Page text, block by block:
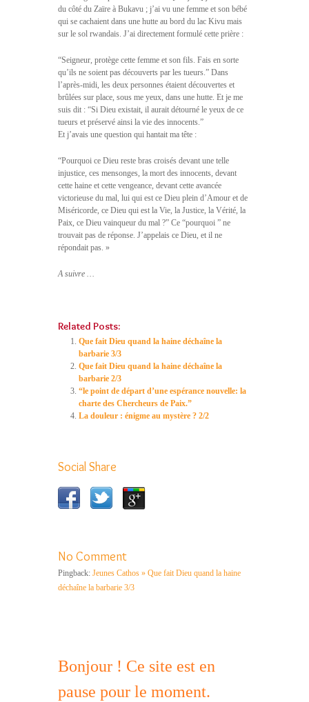
du côté du Zaïre à Bukavu ; j’ai vu une femme et son bébé
qui se cachaient dans une hutte au bord du lac Kivu mais
sur le sol rwandais. J’ai directement formulé cette prière :
“Seigneur, protège cette femme et son fils. Fais en sorte
qu’ils ne soient pas découverts par les tueurs.” Dans
l’après-midi, les deux personnes étaient découvertes et
brûlées sur place, sous me yeux, dans une hutte. Et je me
suis dit : “Si Dieu existait, il aurait détourné le yeux de ce
tueurs et préservé ainsi la vie des innocents.”
Et j’avais une question qui hantait ma tête :
“Pourquoi ce Dieu reste bras croisés devant une telle
injustice, ces mensonges, la mort des innocents, devant
cette haine et cette vengeance, devant cette avancée
victorieuse du mal, lui qui est ce Dieu plein d’Amour et de
Miséricorde, ce Dieu qui est la Vie, la Justice, la Vérité, la
Paix, ce Dieu vainqueur du mal ?” Ce “pourquoi ” ne
trouvait pas de réponse. J’appelais ce Dieu, et il ne
répondait pas. »
A suivre …
Related Posts:
Que fait Dieu quand la haine déchaîne la
barbarie 3/3
Que fait Dieu quand la haine déchaîne la
barbarie 2/3
“le point de départ d’une espérance nouvelle: la
charte des Chercheurs de Paix.”
La douleur : énigme au mystère ? 2/2
Social Share
No Comment
Pingback: Jeunes Cathos » Que fait Dieu quand la haine
déchaîne la barbarie 3/3
Bonjour ! Ce site est en
pause pour le moment.